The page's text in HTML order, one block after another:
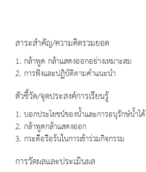
สาระสำคัญ/ความคิดรวมยอด
1. กล้าพูด กล้าแสดงออกอย่างเหมาะสม
2. การฟังและปฏิบัติตามคำแนะนำ
ตัวชี้วัด/จุดประสงค์การเรียนรู้
1. บอกประโยชน์ของน้ำและการอนุรักษ์น้ำได้
2. กล้าพูดกล้าแสดงออก
3. กระตือรือร้นในการเข้าร่วมกิจกรรม
การวัดผลและประเมินผล